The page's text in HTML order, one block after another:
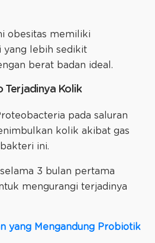
obesitas memiliki
yang lebih sedikit
berat badan ideal.
Terjadinya Kolik
pada saluran
kolik akibat gas
ini.
3 bulan pertama
mengurangi terjadinya
yang Mengandung Probiotik